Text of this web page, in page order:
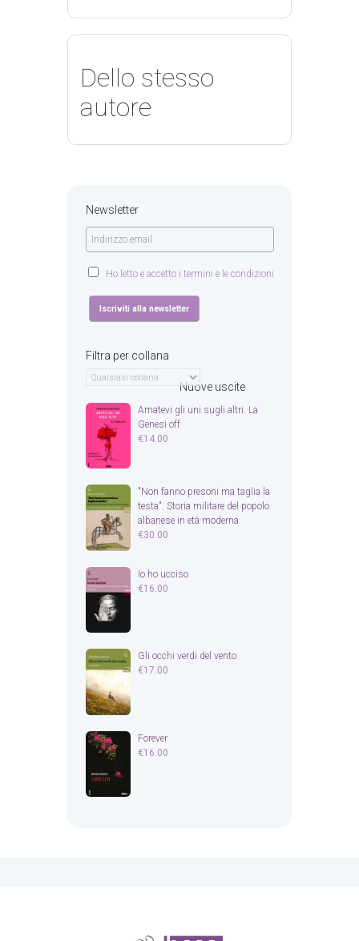
Dello stesso
autore
Newsletter
Ho letto e accetto i termini e le condizioni
Filtra per collana
Nuove uscite
Amatevi gli uni sugli altri. La
Genesi off
€14.00
"Non fanno presoni ma taglia la
testa". Storia militare del popolo
albanese in età moderna
€30.00
Io ho ucciso
€16.00
Gli occhi verdi del vento
€17.00
Forever
€16.00